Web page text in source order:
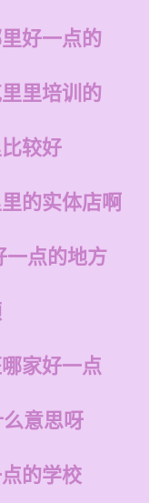
好一点的
里培训的
较好
的实体店啊
一点的地方
家好一点
意思呀
的学校